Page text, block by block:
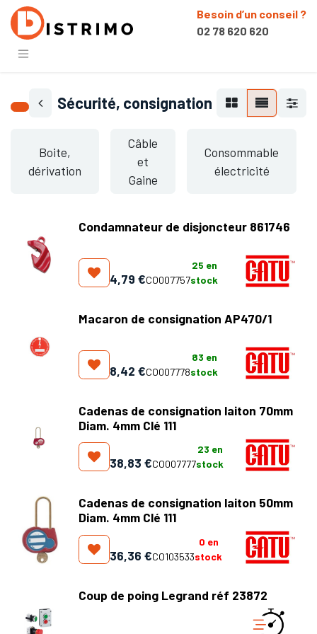
Besoin d’un conseil ?
02 78 620 620
Sécurité, consignation
Boite,
dérivation
Câble
et
Gaine
Consommable
électricité
Condamnateur de disjoncteur 861746
4,79 €CO007757
25 en
stock
Macaron de consignation AP470/1
8,42 €CO007778
83 en
stock
Cadenas de consignation laiton 70mm
Diam. 4mm Clé 111
38,83 €CO007777
23 en
stock
Cadenas de consignation laiton 50mm
Diam. 4mm Clé 111
36,36 €CO103533
0 en
stock
Coup de poing Legrand réf 23872